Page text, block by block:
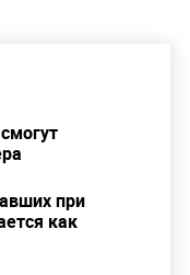
при
как